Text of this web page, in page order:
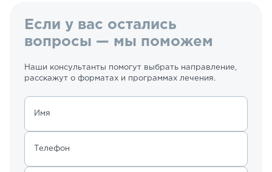
Если у вас остались
вопросы — мы поможем
Наши консультанты помогут выбрать направление,
расскажут о форматах и программах лечения.
Имя
Телефон